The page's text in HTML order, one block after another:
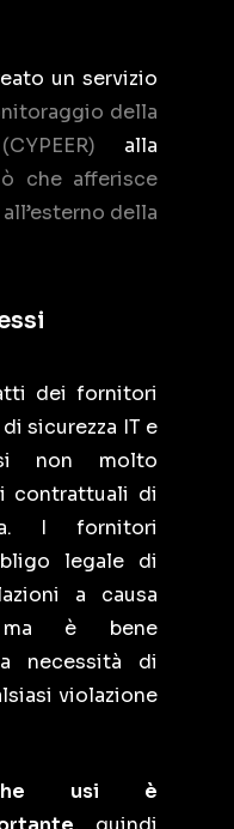
un servizio
della
alla
che afferisce
della
dei fornitori
sicurezza IT e
non molto
contrattuali di
I fornitori
legale di
a causa
ma è bene
necessità di
violazione
usi è